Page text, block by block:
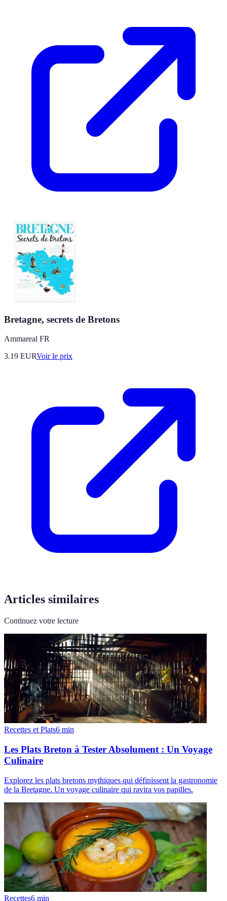
Bretagne, secrets de Bretons
Ammareal FR
3.19 EURVoir le prix
Articles similaires
Continuez votre lecture
Recettes et Plats6 min
Les Plats Breton à Tester Absolument : Un Voyage
Culinaire
Explorez les plats bretons mythiques qui définissent la gastronomie
de la Bretagne. Un voyage culinaire qui ravira vos papilles.
Recettes6 min